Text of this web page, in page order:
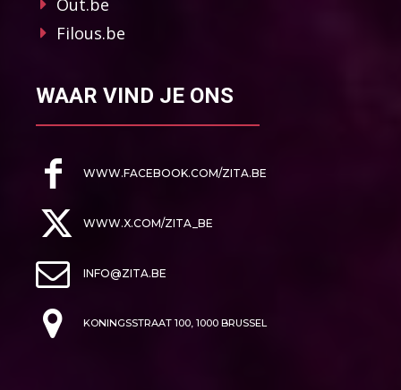
Out.be
Filous.be
WAAR VIND JE ONS
WWW.FACEBOOK.COM/ZITA.BE
WWW.X.COM/ZITA_BE
INFO@ZITA.BE
KONINGSSTRAAT 100, 1000 BRUSSEL